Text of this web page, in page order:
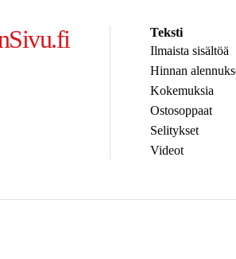
Teksti
Ilmaista sisältöä
Hinnan
Kokemuksia
Ostosoppaat
Selitykset
Videot